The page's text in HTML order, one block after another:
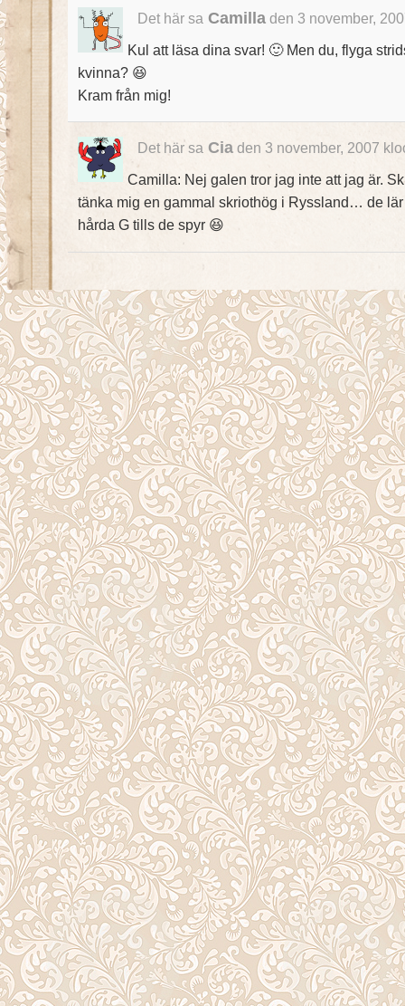
Det här sa Camilladen 3 november,
Kul att läsa dina svar! 🙂 Men du, flyga
kvinna? 😆
Kram från mig!
Det här saCiaden 3 november, 2007
Camilla: Nej galen tror jag inte att jag är.
tänka mig en gammal skriothög i Ryssland… de
hårda G tills de spyr 😆